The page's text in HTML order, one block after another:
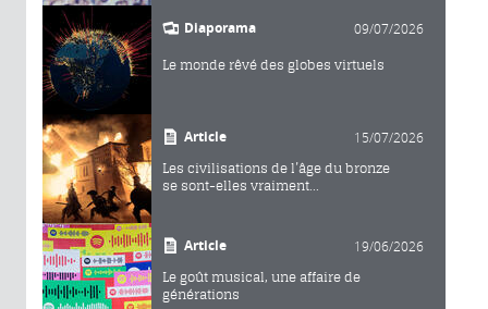
Diaporama 09/07/2026
Le monde rêvé des globes virtuels
Article 15/07/2026
Les civilisations de l’âge du bronze
se sont-elles vraiment...
Article 19/06/2026
Le goût musical, une affaire de
générations